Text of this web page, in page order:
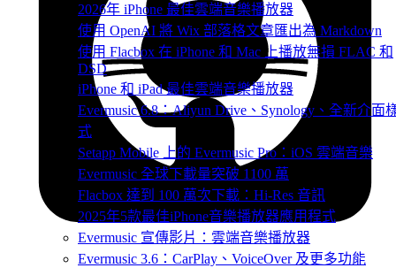
2026年 iPhone 最佳雲端音樂播放器
使用 OpenAI 將 Wix 部落格文章匯出為 Markdown
使用 Flacbox 在 iPhone 和 Mac 上播放無損 FLAC 和
DSD
iPhone 和 iPad 最佳雲端音樂播放器
Evermusic 6.8：Aliyun Drive、Synology、全新介面
式
Setapp Mobile 上的 Evermusic Pro：iOS 雲端音樂
Evermusic 全球下載量突破 1100 萬
Flacbox 達到 100 萬次下載：Hi-Res 音訊
2025年5款最佳iPhone音樂播放器應用程式
Evermusic 宣傳影片：雲端音樂播放器
Evermusic 3.6：CarPlay、VoiceOver 及更多功能